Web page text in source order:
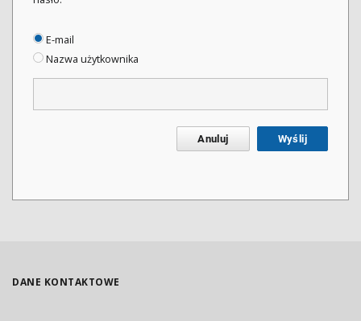
E-mail
Nazwa użytkownika
Anuluj Wyślij
DANE KONTAKTOWE